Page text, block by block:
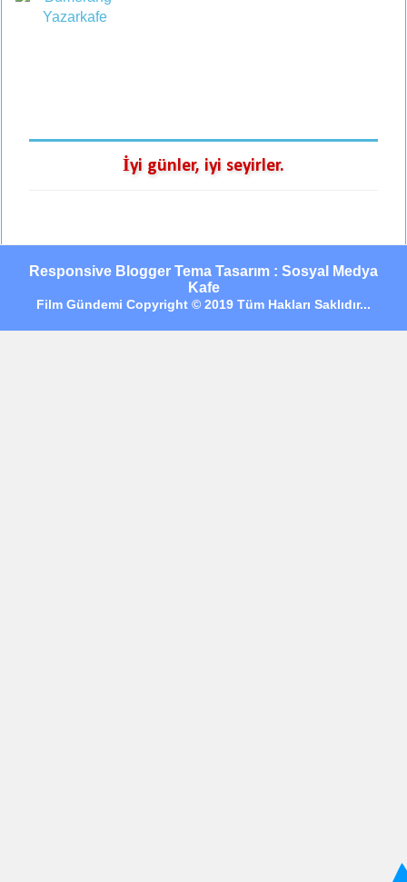
İyi günler, iyi seyirler.
Responsive Blogger Tema Tasarım : Sosyal Medya
Kafe
Film Gündemi Copyright © 2019 Tüm Hakları Saklıdır...